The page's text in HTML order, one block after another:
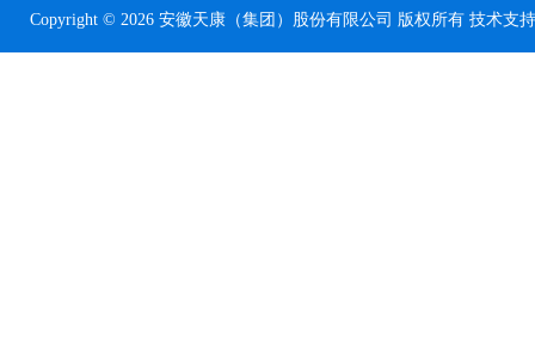
Copyright © 2026 安徽天康（集团）股份有限公司 版权所有 技术支